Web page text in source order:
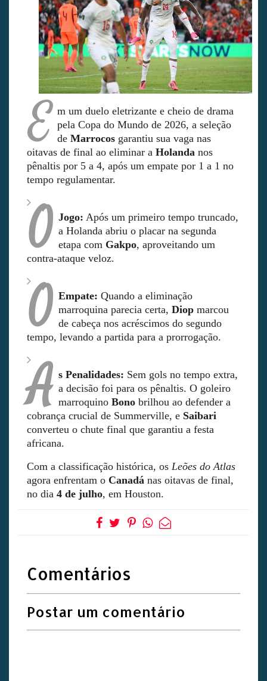
E m um duelo eletrizante e cheio de drama
pela Copa do Mundo de 2026, a seleção
de Marrocos garantiu sua vaga nas
oitavas de final ao eliminar a Holanda nos
pênaltis por 5 a 4, após um empate por 1 a 1 no
tempo regulamentar.
O Jogo: Após um primeiro tempo truncado,
a Holanda abriu o placar na segunda
etapa com Gakpo, aproveitando um
contra-ataque veloz.
O Empate: Quando a eliminação
marroquina parecia certa, Diop marcou
de cabeça nos acréscimos do segundo
tempo, levando a partida para a prorrogação.
A s Penalidades: Sem gols no tempo extra,
a decisão foi para os pênaltis. O goleiro
marroquino Bono brilhou ao defender a
cobrança crucial de Summerville, e Saibari
converteu o chute final que garantiu a festa
africana.
Com a classificação histórica, os Leões do Atlas
agora enfrentam o Canadá nas oitavas de final,
no dia 4 de julho, em Houston.
Comentários
Postar um comentário